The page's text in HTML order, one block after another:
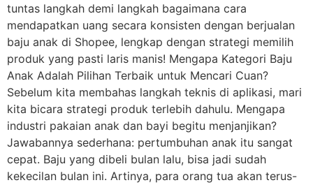
tuntas langkah demi langkah bagaimana cara
mendapatkan uang secara konsisten dengan berjualan
baju anak di Shopee, lengkap dengan strategi memilih
produk yang pasti laris manis! Mengapa Kategori Baju
Anak Adalah Pilihan Terbaik untuk Mencari Cuan?
Sebelum kita membahas langkah teknis di aplikasi, mari
kita bicara strategi produk terlebih dahulu. Mengapa
industri pakaian anak dan bayi begitu menjanjikan?
Jawabannya sederhana: pertumbuhan anak itu sangat
cepat. Baju yang dibeli bulan lalu, bisa jadi sudah
kekecilan bulan ini. Artinya, para orang tua akan terus-